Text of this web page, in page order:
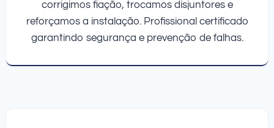
corrigimos fiação, trocamos disjuntores e
reforçamos a instalação. Profissional certificado
garantindo segurança e prevenção de falhas.